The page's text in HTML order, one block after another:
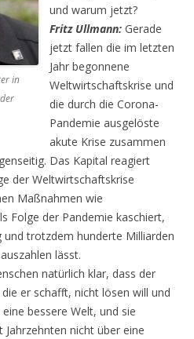
in
und warum jetzt?
Fritz Ullmann: Gerade
jetzt fallen die im letzten
Jahr begonnene
Weltwirtschaftskrise und
die durch die Corona-
Pandemie ausgelöste
akute Krise zusammen
Das Kapital reagiert
der Weltwirtschaftskrise
Maßnahmen wie
Folge der Pandemie kaschiert,
und trotzdem hunderte Milliarden
lässt.
natürlich klar, dass der
er schafft, nicht lösen will und
bessere Welt, und sie
nicht über eine